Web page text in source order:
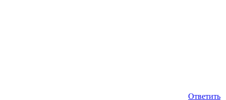
Ответить